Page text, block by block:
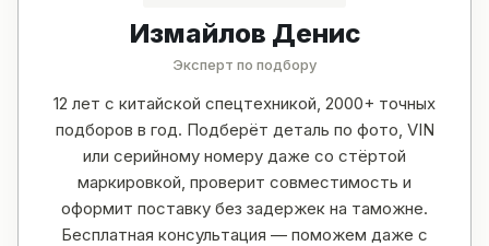
Измайлов Денис
Эксперт по подбору
12 лет с китайской спецтехникой, 2000+ точных
подборов в год. Подберёт деталь по фото, VIN
или серийному номеру даже со стёртой
маркировкой, проверит совместимость и
оформит поставку без задержек на таможне.
Бесплатная консультация — поможем даже с